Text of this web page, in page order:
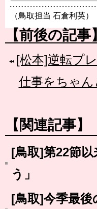
（鳥取担当 石倉利英）
【前後の記事】
[松本]逆転プ
仕事をちゃ
【関連記事】
[鳥取]第22節
う」
[鳥取]今季最